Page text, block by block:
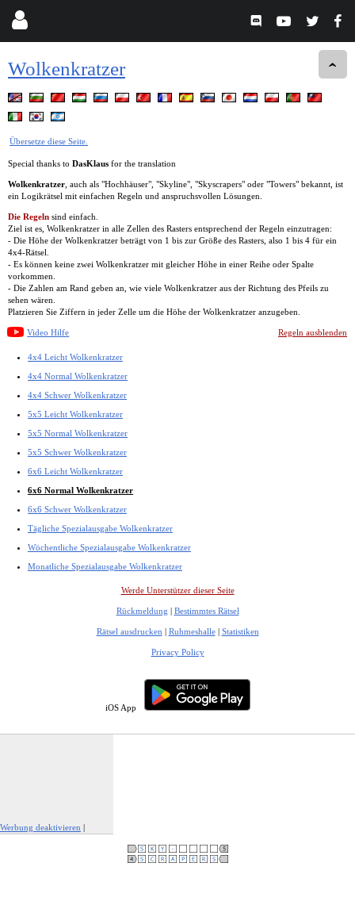
Wolkenkratzer
Übersetze diese Seite.
Special thanks to DasKlaus for the translation
Wolkenkratzer , auch als "Hochhäuser", "Skyline", "Skyscrapers" oder "Towers" bekannt, ist
ein Logikrätsel mit einfachen Regeln und anspruchsvollen Lösungen.
Die Regeln sind einfach.
Ziel ist es, Wolkenkratzer in alle Zellen des Rasters entsprechend der Regeln einzutragen:
- Die Höhe der Wolkenkratzer beträgt von 1 bis zur Größe des Rasters, also 1 bis 4 für ein
4x4-Rätsel.
- Es können keine zwei Wolkenkratzer mit gleicher Höhe in einer Reihe oder Spalte
vorkommen.
- Die Zahlen am Rand geben an, wie viele Wolkenkratzer aus der Richtung des Pfeils zu
sehen wären.
Platzieren Sie Ziffern in jeder Zelle um die Höhe der Wolkenkratzer anzugeben.
Video Hilfe Regeln ausblenden
4x4 Leicht Wolkenkratzer
4x4 Normal Wolkenkratzer
4x4 Schwer Wolkenkratzer
5x5 Leicht Wolkenkratzer
5x5 Normal Wolkenkratzer
5x5 Schwer Wolkenkratzer
6x6 Leicht Wolkenkratzer
6x6 Normal Wolkenkratzer
6x6 Schwer Wolkenkratzer
Tägliche Spezialausgabe Wolkenkratzer
Wöchentliche Spezialausgabe Wolkenkratzer
Monatliche Spezialausgabe Wolkenkratzer
Werde Unterstützer dieser Seite
Rückmeldung | Bestimmtes Rätsel
Rätsel ausdrucken | Ruhmeshalle| Statistiken
Privacy Policy
iOS App
Werbung deaktivieren |